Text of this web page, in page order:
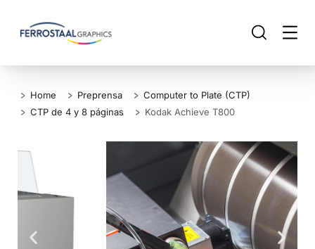
Home Preprensa
Computer to Plate (CTP)
CTP de 4 y 8 páginas
Kodak Achieve T800